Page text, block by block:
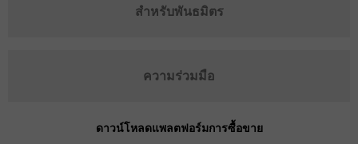
สำหรับพันธมิตร
ความร่วมมือ
ดาวน์โหลดแพลตฟอร์มการซื้อขาย